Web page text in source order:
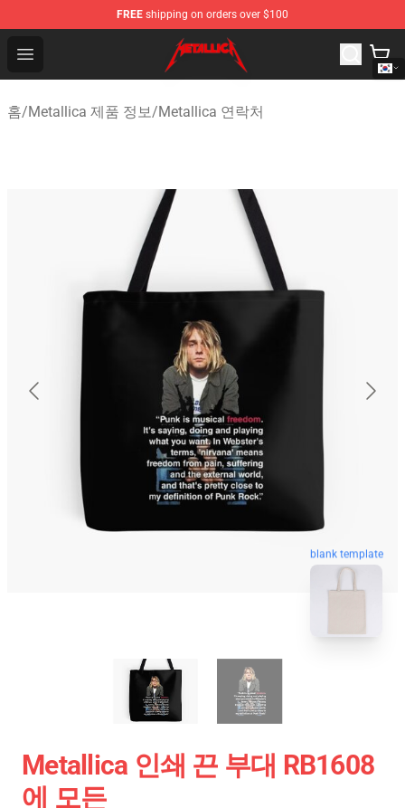
FREE shipping on orders over $100
Open menu
Metallica Store - Official Metallica Merchandise Shop
홈/Metallica 제품 정보/Metallica 연락처
blank template
Metallica 인쇄 끈 부대 RB1608
에 모든